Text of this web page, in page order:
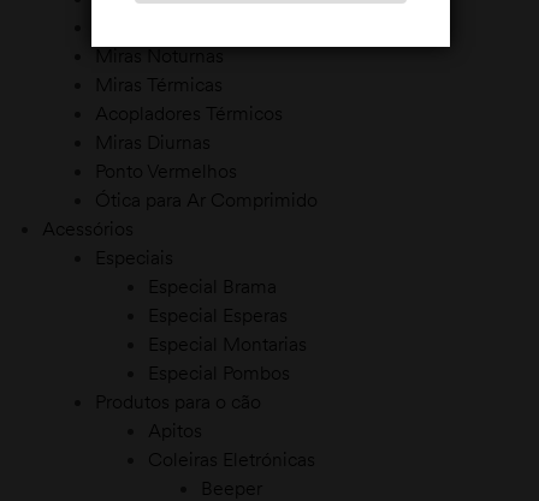
Miras Térmicas
Acopladores Térmicos
Miras Diurnas
Ponto Vermelhos
Ótica para Ar Comprimido
Acessórios
Especiais
Especial Brama
Especial Esperas
Especial Montarias
Especial Pombos
Produtos para o cão
Apitos
Coleiras Eletrónicas
Beeper